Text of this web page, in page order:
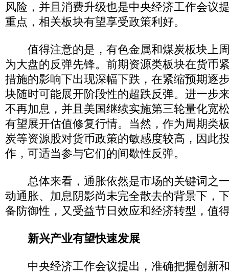
风险，并且消费升级也是中央经济工作会议
重点，相关板块有望享受政策利好。
值得注意的是，有色金属和煤炭板块上
为大盘的反弹先锋。前期资源类板块在货币
措施的影响下出现深幅下跌，在紧缩预期逐
块随时可能展开阶段性的超跌反弹。进一步
不再加息，并且美国继续实施第三轮量化宽
有望展开估值修复行情。当然，作为周期类
炭等资源股对货币政策的敏感度较高，因此
作，可适当参与它们的间歇性反弹。
总体来看，通胀依然是市场的关键词之
动通胀、加息阴影尚未完全散去的背景下，
备防御性，又受益节日效应和经济转型，值
新兴产业有望快速发展
中央经济工作会议提出，准确把握创新